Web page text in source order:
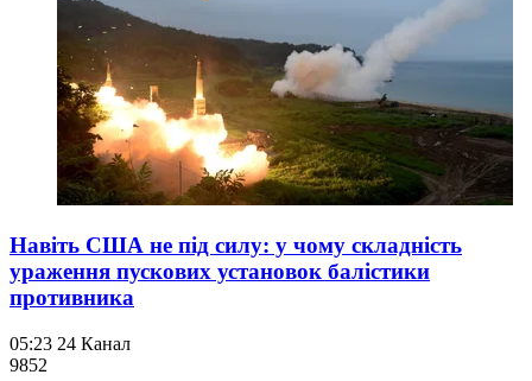
Навіть США не під силу: у чому складність
ураження пускових установок балістики
противника
05:23 24 Канал
9852